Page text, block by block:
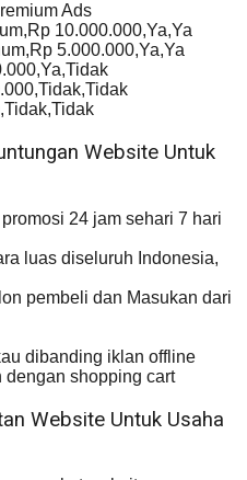
Ads
10.000.000,Ya,Ya
5.000.000,Ya,Ya
Website Untuk
24 jam sehari 7 hari
luas diseluruh Indonesia,
pembeli dan Masukan dari
dibanding iklan offline
dengan shopping cart
Website Untuk Usaha